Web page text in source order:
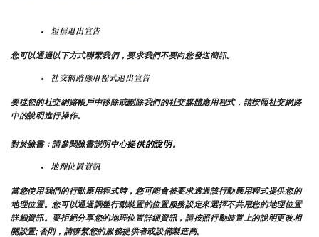
短信退出宣告
您可以通過以下方式聯繫我們，要求我們不要向您發送簡訊。
社交網路應用程式退出宣告
要從您的社交網路帳戶中移除或刪除我們的社交媒體應用程式，請按照社交網路
中的說明進行操作。
對於臉書：請參閱臉書説明中心提供的說明。
地理位置資訊
當您使用我們的行動應用程式時，您可能會被要求透過該行動應用程式提供您的
地理位置。您可以通過調整行動裝置的位置服務設定來選擇不共用您的地理位置
詳細資訊。要拒絕分享您的地理位置詳細資訊，請按照行動裝置上的說明更改相
關設置;否則，請聯繫您的服務提供者或設備製造商。